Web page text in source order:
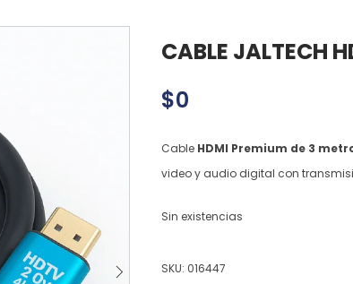
CABLE JALTECH
$0
Cable HDMI Premium de 3
video y audio digital con
Sin existencias
SKU: 016447